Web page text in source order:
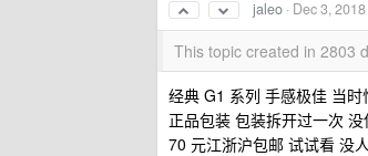
jaleo · Dec 3, 2018
This topic created in 2803
经典 G1 系列 手感极佳 当
正品包装 包装拆开过一次
70 元江浙沪包邮 试试看 没